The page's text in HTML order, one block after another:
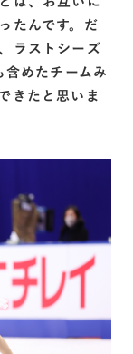
たんです。だ
ラストシーズ
めたチームみ
きたと思いま